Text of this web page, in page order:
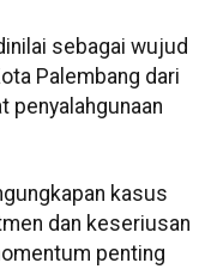
sebagai wujud
Palembang dari
penyalahgunaan
kasus
dan keseriusan
penting